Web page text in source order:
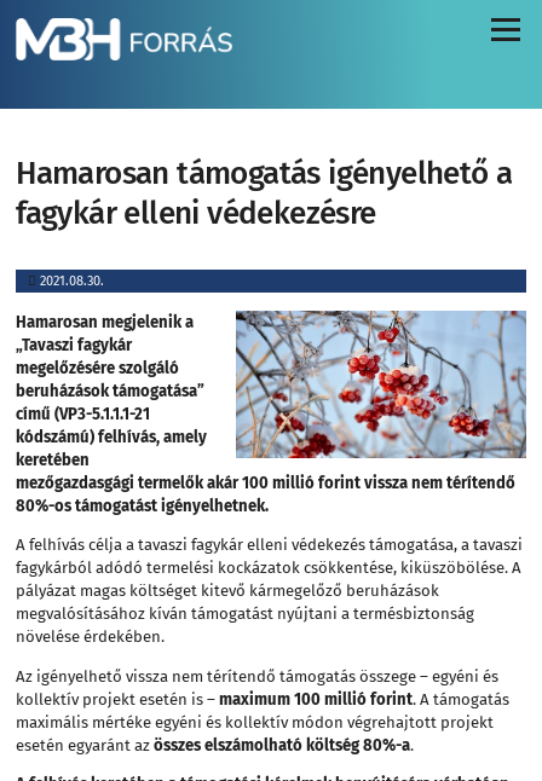
Menü
Hamarosan támogatás igényelhető a
fagykár elleni védekezésre
2021.08.30.
Hamarosan megjelenik a
„Tavaszi fagykár
megelőzésére szolgáló
beruházások támogatása”
című (VP3-5.1.1.1-21
kódszámú) felhívás, amely
keretében
mezőgazdasgági termelők akár 100 millió forint vissza nem térítendő
80%-os támogatást igényelhetnek.
A felhívás célja a tavaszi fagykár elleni védekezés támogatása, a tavaszi
fagykárból adódó termelési kockázatok csökkentése, kiküszöbölése. A
pályázat magas költséget kitevő kármegelőző beruházások
megvalósításához kíván támogatást nyújtani a termésbiztonság
növelése érdekében.
Az igényelhető vissza nem térítendő támogatás összege – egyéni és
kollektív projekt esetén is –maximum 100 millió forint. A támogatás
maximális mértéke egyéni és kollektív módon végrehajtott projekt
esetén egyaránt azösszes elszámolható költség 80%-a.